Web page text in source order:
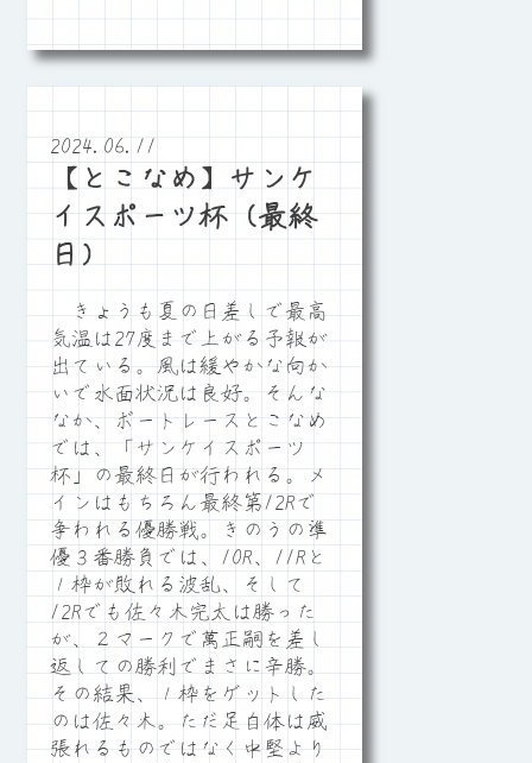
2024.06.11
【とこなめ】サンケ
イスポーツ杯（最終
日）
きょうも夏の日差しで最高
気温は27度まで上がる予報が
出ている。風は緩やかな向か
いで水面状況は良好。そんな
なか、ボートレースとこなめ
では、「サンケイスポーツ
杯」の最終日が行われる。メ
インはもちろん最終第12Rで
争われる優勝戦。きのうの準
優３番勝負では、10R、11Rと
１枠が敗れる波乱、そして
12Rでも佐々木完太は勝った
が、２マークで萬正嗣を差し
返しての勝利でまさに辛勝。
その結果、１枠をゲットした
のは佐々木。ただ足自体は威
張れるものではなく中堅より